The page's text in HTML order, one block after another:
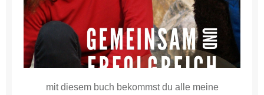
mit diesem buch bekommst du alle meine